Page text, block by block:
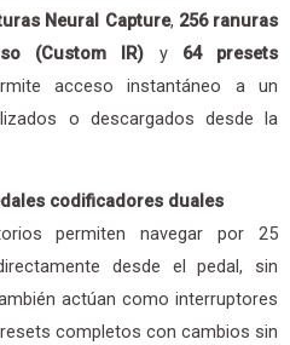
Neural Capture, 256 ranuras
(Custom IR) y 64 presets
acceso instantáneo a un
o descargados desde la
codificadores duales
permiten navegar por 25
desde el pedal, sin
actúan como interruptores
completos con cambios sin